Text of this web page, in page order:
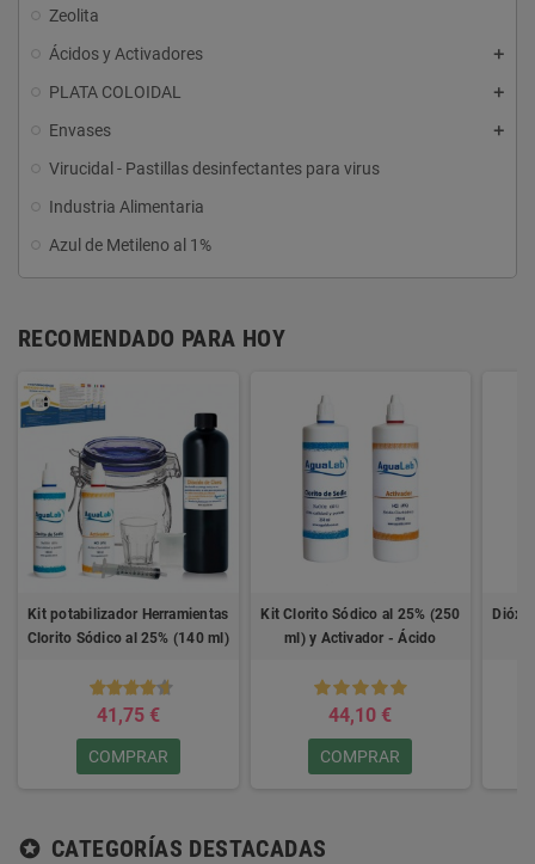
Zeolita
Ácidos y Activadores
PLATA COLOIDAL
Envases
Virucidal - Pastillas desinfectantes para virus
Industria Alimentaria
Azul de Metileno al 1%
RECOMENDADO PARA HOY
Kit potabilizador Herramientas
Clorito Sódico al 25% (140 ml)
4%
41,75 €
COMPRAR
Kit Clorito Sódico al 25% (250
ml) y Activador - Ácido
44,10 €
COMPRAR
stars CATEGORÍAS DESTACADAS